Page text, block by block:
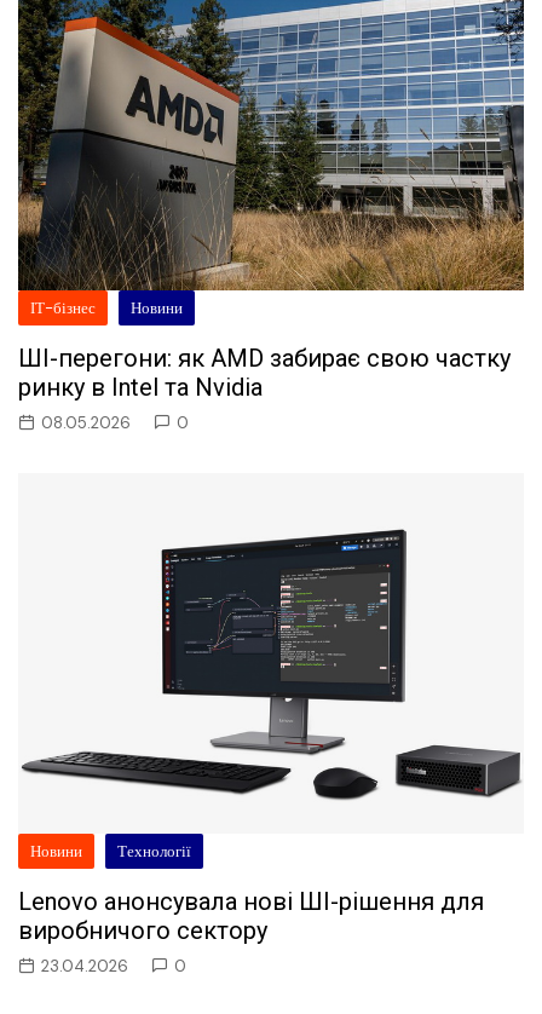
ІТ-бізнес Новини
ШІ-перегони: як AMD забирає свою частку
ринку в Intel та Nvidia
08.05.2026 0
Новини Технології
Lenovo анонсувала нові ШI-рішення для
виробничого сектору
23.04.2026 0